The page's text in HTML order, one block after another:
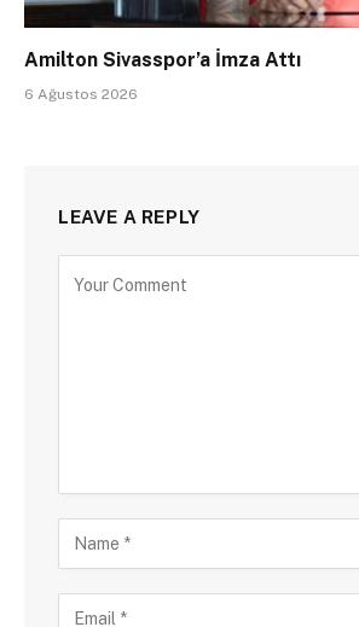
Amilton Sivasspor’a İmza Attı
6 Ağustos 2026
LEAVE A REPLY